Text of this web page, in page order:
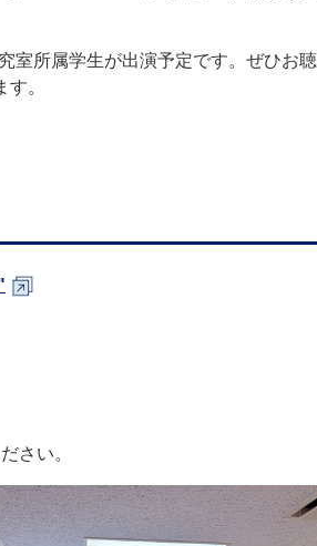
所属学生が出演予定です。ぜひお聴
。
さい。